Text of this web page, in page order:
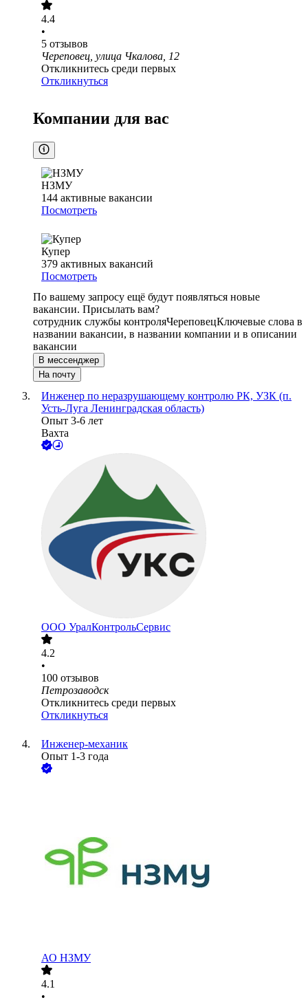
4.4
•
5 отзывов
Череповец, улица Чкалова, 12
Откликнитесь среди первых
Откликнуться
Компании для вас
НЗМУ
144 активные вакансии
Посмотреть
Купер
379 активных вакансий
Посмотреть
По вашему запросу ещё будут появляться новые
вакансии. Присылать вам?
сотрудник службы контроляЧереповецКлючевые слова в
названии вакансии, в названии компании и в описании
вакансии
В мессенджер
На почту
Инженер по неразрушающему контролю РК, УЗК (п.
Усть-Луга Ленинградская область)
Опыт 3-6 лет
Вахта
ООО УралКонтрольСервис
4.2
•
100 отзывов
Петрозаводск
Откликнитесь среди первых
Откликнуться
Инженер-механик
Опыт 1-3 года
АО НЗМУ
4.1
•